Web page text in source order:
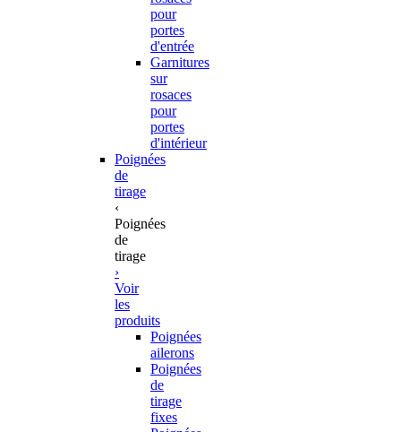
pour
portes
d'entrée
Garnitures
sur
rosaces
pour
portes
d'intérieur
Poignées
de
tirage
‹
Poignées
de
tirage
›
Voir
les
produits
Poignées
ailerons
Poignées
de
tirage
fixes